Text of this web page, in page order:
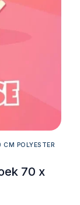
POLYESTER
70 x